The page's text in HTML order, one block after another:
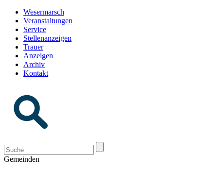
Wesermarsch
Veranstaltungen
Service
Stellenanzeigen
Trauer
Anzeigen
Archiv
Kontakt
Gemeinden